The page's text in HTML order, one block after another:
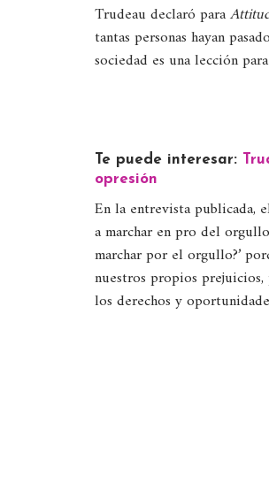
Trudeau declaró para
tantas personas hayan
sociedad es una lección
Te puede interesar:
opresión
En la entrevista publicada,
a marchar en pro del
marchar por el orgullo?’
nuestros propios
los derechos y